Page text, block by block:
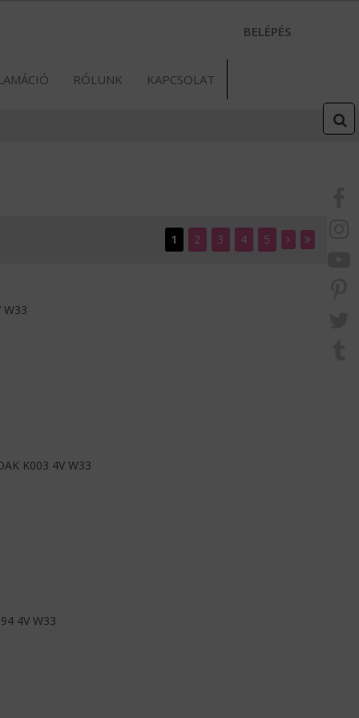
BELÉPÉS
RÓLUNK KAPCSOLAT
1 2 3 4 5
W33
K003 4V W33
4V W33